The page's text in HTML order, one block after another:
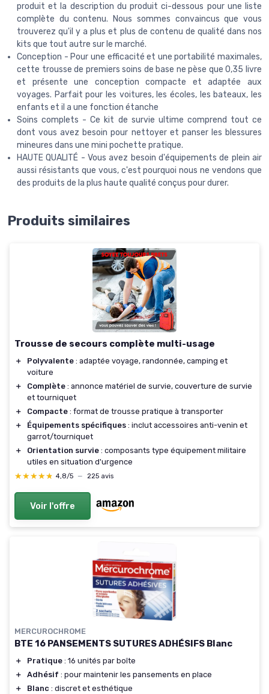
produit et la description du produit ci-dessous pour une liste
complète du contenu. Nous sommes convaincus que vous
trouverez qu'il y a plus et plus de contenu de qualité dans nos
kits que tout autre sur le marché.
Conception - Pour une efficacité et une portabilité maximales,
cette trousse de premiers soins de base ne pèse que 0,35 livre
et présente une conception compacte et adaptée aux
voyages. Parfait pour les voitures, les écoles, les bateaux, les
enfants et il a une fonction étanche
Soins complets - Ce kit de survie ultime comprend tout ce
dont vous avez besoin pour nettoyer et panser les blessures
mineures dans une mini pochette pratique.
HAUTE QUALITÉ - Vous avez besoin d'équipements de plein air
aussi résistants que vous, c'est pourquoi nous ne vendons que
des produits de la plus haute qualité conçus pour durer.
Produits similaires
Trousse de secours complète multi-usage
＋ Polyvalente : adaptée voyage, randonnée, camping et
voiture
＋
Complète : annonce matériel de survie, couverture de survie
et tourniquet
＋
Compacte : format de trousse pratique à transporter
＋
Équipements spécifiques : inclut accessoires anti-venin et
garrot/tourniquet
＋
Orientation survie : composants type équipement militaire
utiles en situation d'urgence
★★★★★
★★★★★ 4,8/5 — 225 avis
Voir l'offre
MERCUROCHROME
BTE 16 PANSEMENTS SUTURES ADHÉSIFS Blanc
＋ Pratique : 16 unités par boîte
＋
Adhésif : pour maintenir les pansements en place
＋
Blanc : discret et esthétique